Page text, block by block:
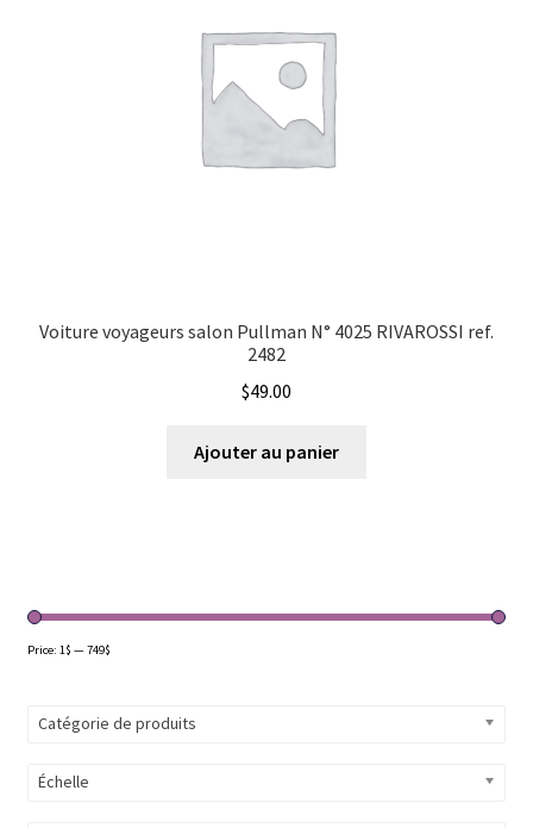
Voiture voyageurs salon Pullman N° 4025 RIVAROSSI ref.
2482
$49.00
Ajouter au panier
Price: 1$ —749$
Catégorie de produits
Échelle